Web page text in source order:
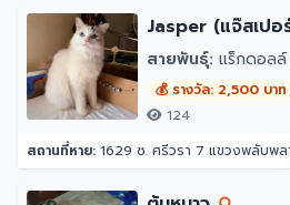
Jasper (แจ๊สเปอ
สายพันธุ์: แร็กดอลล์
💰 รางวัล: 2,500 บาท
124
สถานที่หาย: 1629 ซ. ศรีวรา 7 แขวงพลับพลา เขต